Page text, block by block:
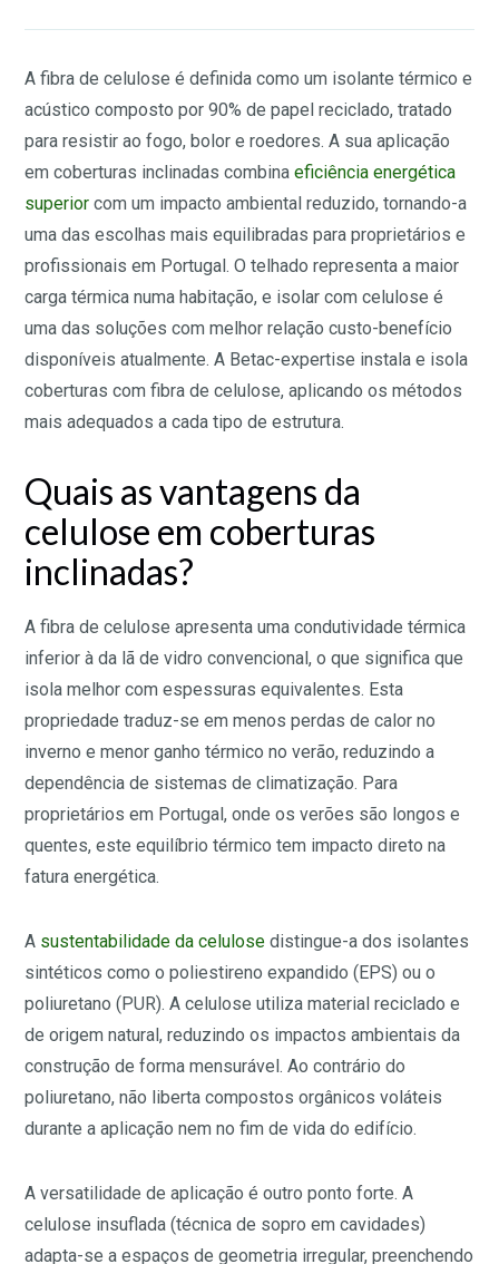
A fibra de celulose é definida como um isolante térmico e
acústico composto por 90% de papel reciclado, tratado
para resistir ao fogo, bolor e roedores. A sua aplicação
em coberturas inclinadas combinaeficiência energética
superior com um impacto ambiental reduzido, tornando-a
uma das escolhas mais equilibradas para proprietários e
profissionais em Portugal. O telhado representa a maior
carga térmica numa habitação, e isolar com celulose é
uma das soluções com melhor relação custo-benefício
disponíveis atualmente. A Betac-expertise instala e isola
coberturas com fibra de celulose, aplicando os métodos
mais adequados a cada tipo de estrutura.
Quais as vantagens da
celulose em coberturas
inclinadas?
A fibra de celulose apresenta uma condutividade térmica
inferior à da lã de vidro convencional, o que significa que
isola melhor com espessuras equivalentes. Esta
propriedade traduz-se em menos perdas de calor no
inverno e menor ganho térmico no verão, reduzindo a
dependência de sistemas de climatização. Para
proprietários em Portugal, onde os verões são longos e
quentes, este equilíbrio térmico tem impacto direto na
fatura energética.
A sustentabilidade da celulose distingue-a dos isolantes
sintéticos como o poliestireno expandido (EPS) ou o
poliuretano (PUR). A celulose utiliza material reciclado e
de origem natural, reduzindo os impactos ambientais da
construção de forma mensurável. Ao contrário do
poliuretano, não liberta compostos orgânicos voláteis
durante a aplicação nem no fim de vida do edifício.
A versatilidade de aplicação é outro ponto forte. A
celulose insuflada (técnica de sopro em cavidades)
adapta-se a espaços de geometria irregular, preenchendo